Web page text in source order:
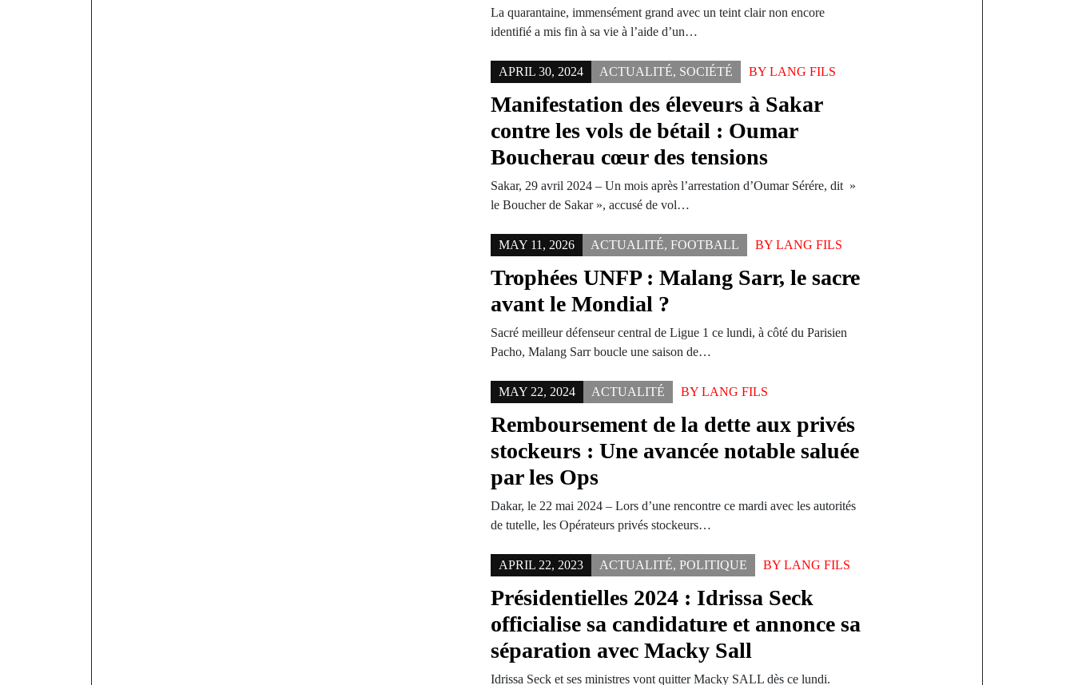
La quarantaine, immensément grand avec un teint clair non encore
identifié a mis fin à sa vie à l’aide d’un…
APRIL 30, 2024 ACTUALITÉ, SOCIÉTÉ BYLANG FILS
Manifestation des éleveurs à Sakar
contre les vols de bétail : Oumar
Boucherau cœur des tensions
Sakar, 29 avril 2024 – Un mois après l’arrestation d’Oumar Sérére, dit »
le Boucher de Sakar », accusé de vol…
MAY 11, 2026 ACTUALITÉ,FOOTBALL BYLANG FILS
Trophées UNFP : Malang Sarr, le sacre
avant le Mondial ?
Sacré meilleur défenseur central de Ligue 1 ce lundi, à côté du Parisien
Pacho, Malang Sarr boucle une saison de…
MAY 22, 2024 ACTUALITÉ BYLANG FILS
Remboursement de la dette aux privés
stockeurs : Une avancée notable saluée
par les Ops
Dakar, le 22 mai 2024 – Lors d’une rencontre ce mardi avec les autorités
de tutelle, les Opérateurs privés stockeurs…
APRIL 22, 2023 ACTUALITÉ,POLITIQUE BYLANG FILS
Présidentielles 2024 : Idrissa Seck
officialise sa candidature et annonce sa
séparation avec Macky Sall
Idrissa Seck et ses ministres vont quitter Macky SALL dès ce lundi.